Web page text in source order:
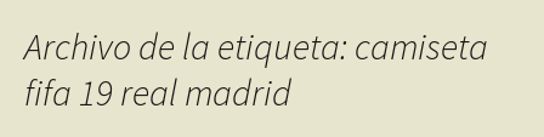
Archivo de la etiqueta: camiseta
fifa 19 real madrid